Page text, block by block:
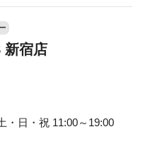
新宿店
・日・祝 11:00～19:00